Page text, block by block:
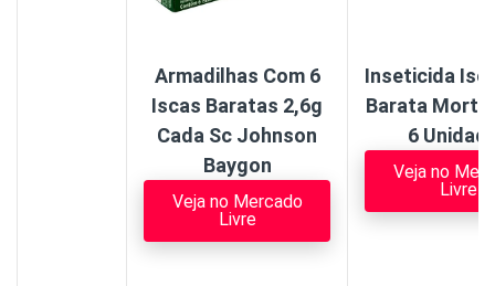
Armadilhas Com 6
Iscas Baratas 2,6g
Cada Sc Johnson
Baygon
Veja no Mercado
Livre
Inseticida
Barata
6
Veja no
Livre